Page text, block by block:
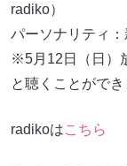
radiko）
パーソナリティ：
※5月12日（日）
と聴くことができ
radikoはこちら